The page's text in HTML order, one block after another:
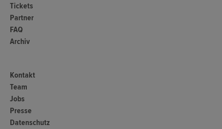
Tickets
Partner
FAQ
Archiv
Kontakt
Team
Jobs
Presse
Datenschutz